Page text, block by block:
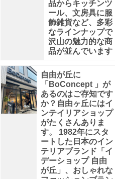
ん？？
な
ん
と、
品からキッチンツ
ール、文房具に服
飾雑貨など、多彩
なラインナップで
沢山の魅力的な商
品が並んでいます
自由が丘に
「BoConcept 」が
あるのはご存知です
か？自由ヶ丘にはイ
ンテイリアショップ
がたくさんありま
す。 1982年にスタ
ートした日本のイン
テリアブランド「イ
デーショップ 自由
が丘」、おしゃれな